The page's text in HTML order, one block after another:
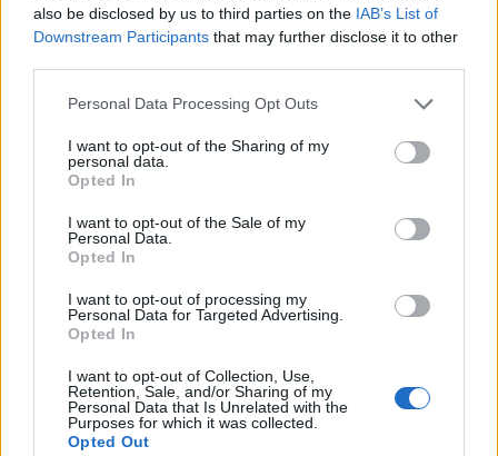
also be disclosed by us to third parties on the IAB’s List of
Downstream Participants that may further disclose it to other
Please note that this website/app uses one or more Google
not limited to your visit or usage behaviour. You may click to
grant or deny consent to Google and its third-party tags to
use your data for below specified purposes in below Google
consent section.
Personal Data Processing Opt Outs
I want to opt-out of the Sharing of my
personal data.
Opted In
I want to opt-out of the Sale of my
Personal Data.
Opted In
I want to opt-out of processing my
Personal Data for Targeted Advertising.
Opted In
I want to opt-out of Collection, Use,
Retention, Sale, and/or Sharing of my
Personal Data that Is Unrelated with the
Purposes for which it was collected.
Opted Out
maxval, a gondolkodni igyekvő birca
12 éve
A sok isten az ember képzeletének eredménye. Az
emberek mindigis keresték az egyetlen igaz Istent, s
e keresés redménye a sokféle istenség.
12 éve
@maxval, a gondolkodni igyekvő birca
"Az emberek mindigis keresték az egyetlen igaz
Istent, s e keresés redménye a sokféle istenség."